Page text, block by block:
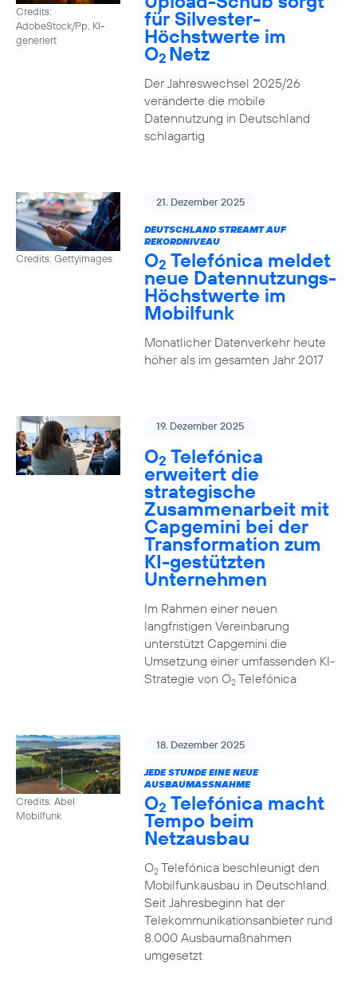
Credits:
AdobeStock/Pp, KI-
generiert
für Silvester-
Höchstwerte im
O2 Netz
Der Jahreswechsel 2025/26
veränderte die mobile
Datennutzung in Deutschland
schlagartig
Credits: Gettyimages
21. Dezember 2025
DEUTSCHLAND STREAMT AUF
REKORDNIVEAU
O2 Telefónica meldet
neue Datennutzungs-
Höchstwerte im
Mobilfunk
Monatlicher Datenverkehr heute
höher als im gesamten Jahr 2017
19. Dezember 2025
O2 Telefónica
erweitert die
strategische
Zusammenarbeit mit
Capgemini bei der
Transformation zum
KI-gestützten
Unternehmen
Im Rahmen einer neuen
langfristigen Vereinbarung
unterstützt Capgemini die
Umsetzung einer umfassenden KI-
Strategie von O2Telefónica
Credits: Abel
Mobilfunk
18. Dezember 2025
JEDE STUNDE EINE NEUE
AUSBAUMASSNAHME
O2 Telefónica macht
Tempo beim
Netzausbau
O2Telefónica beschleunigt den
Mobilfunkausbau in Deutschland.
Seit Jahresbeginn hat der
Telekommunikationsanbieter rund
8.000 Ausbaumaßnahmen
umgesetzt